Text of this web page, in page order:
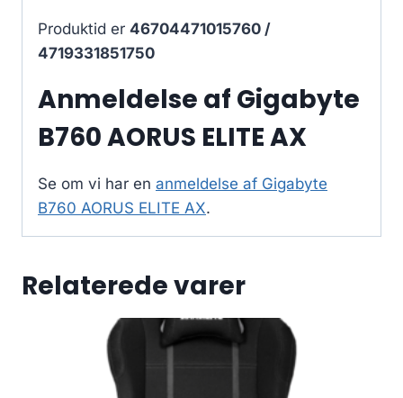
Produktid er 46704471015760 /
4719331851750
Anmeldelse af Gigabyte
B760 AORUS ELITE AX
Se om vi har en anmeldelse af Gigabyte
B760 AORUS ELITE AX.
Relaterede varer